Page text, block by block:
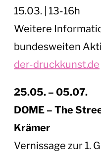
15.03. | 13-16h
Weitere
bundesweiten
der-druckkunst.de
25.05. – 05.07.
DOME – The
Krämer
Vernissage zur 1.